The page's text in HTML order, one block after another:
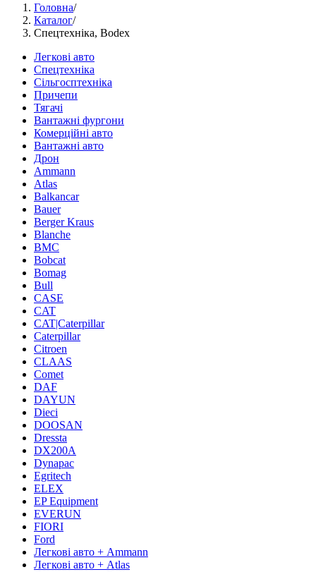
Головна/
Каталог/
Спецтехніка, Bodex
Легкові авто
Спецтехніка
Сільгосптехніка
Причепи
Тягачі
Вантажні фургони
Комерційні авто
Вантажні авто
Дрон
Ammann
Atlas
Balkancar
Bauer
Berger Kraus
Blanche
BMC
Bobcat
Bomag
Bull
CASE
CAT
CAT|Caterpillar
Caterpillar
Citroen
CLAAS
Comet
DAF
DAYUN
Dieci
DOOSAN
Dressta
DX200A
Dynapac
Egritech
ELEX
EP Equipment
EVERUN
FIORI
Ford
Легкові авто + Ammann
Легкові авто + Atlas